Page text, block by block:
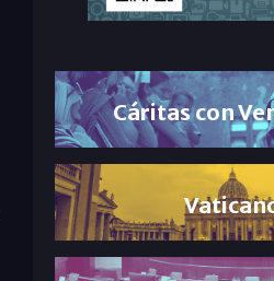
Cáritas con